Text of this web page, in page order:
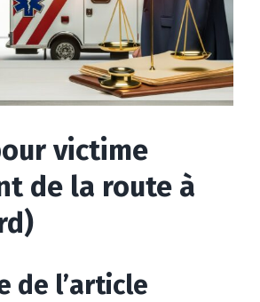
victime
de la route à
de l’article